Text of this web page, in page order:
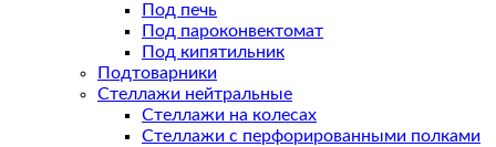
Под печь
Под пароконвектомат
Под кипятильник
Подтоварники
Стеллажи нейтральные
Стеллажи на колесах
Стеллажи с перфорированными полками